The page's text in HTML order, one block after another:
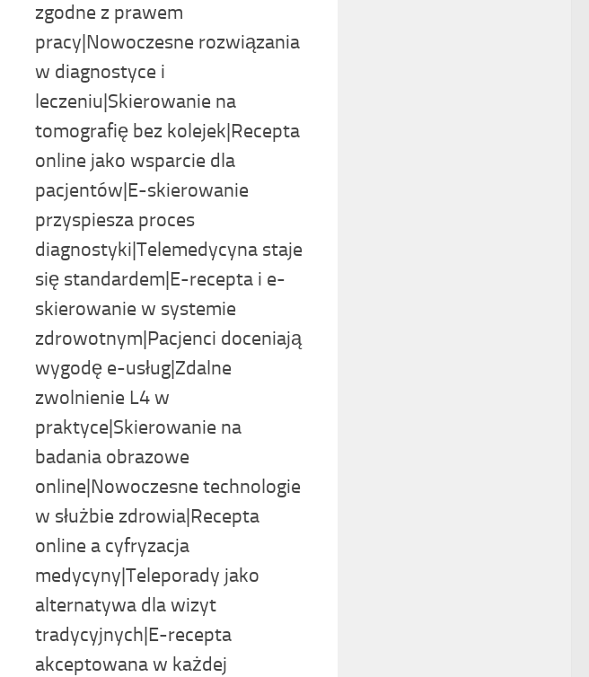
zgodne z prawem
pracy|Nowoczesne rozwiązania
w diagnostyce i
leczeniu|Skierowanie na
tomografię bez kolejek|Recepta
online jako wsparcie dla
pacjentów|E-skierowanie
przyspiesza proces
diagnostyki|Telemedycyna staje
się standardem|E-recepta i e-
skierowanie w systemie
zdrowotnym|Pacjenci doceniają
wygodę e-usług|Zdalne
zwolnienie L4 w
praktyce|Skierowanie na
badania obrazowe
online|Nowoczesne technologie
w służbie zdrowia|Recepta
online a cyfryzacja
medycyny|Teleporady jako
alternatywa dla wizyt
tradycyjnych|E-recepta
akceptowana w każdej